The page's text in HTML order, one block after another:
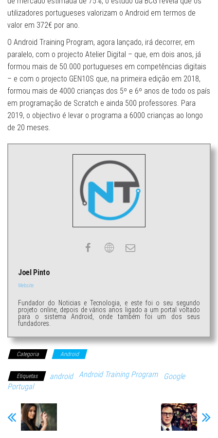
utilizadores portugueses valorizam o Android em termos de
valor em 372€ por ano.
O Android Training Program, agora lançado, irá decorrer, em
paralelo, com o projecto Atelier Digital – que, em dois anos, já
formou mais de 50.000 portugueses em competências digitais
– e com o projecto GEN10S que, na primeira edição em 2018,
formou mais de 4000 crianças dos 5º e 6º anos de todo os país
em programação de Scratch e ainda 500 professores. Para
2019, o objectivo é levar o programa a 6000 crianças ao longo
de 20 meses.
Joel Pinto
Website
Fundador do Noticias e Tecnologia, e este foi o seu segundo
projeto online, depois de vários anos ligado a um portal voltado
para o sistema Android, onde também foi um dos seus
fundadores.
Categoria Android
Etiquetas android Android Training Program
Google
Portugal